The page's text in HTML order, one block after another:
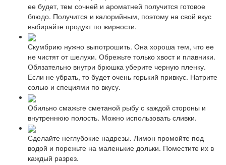
ее будет, тем сочней и ароматней получится готовое
блюдо. Получится и калорийным, поэтому на свой вкус
выбирайте продукт по жирности.
Скумбрию нужно выпотрошить. Она хороша тем, что ее
не чистят от шелухи. Обрежьте только хвост и плавники.
Обязательно внутри брюшка уберите черную пленку.
Если не убрать, то будет очень горький привкус. Натрите
солью и специями по вкусу.
Обильно смажьте сметаной рыбу с каждой стороны и
внутреннюю полость. Можно использовать сливки.
Сделайте неглубокие надрезы. Лимон промойте под
водой и порежьте на маленькие дольки. Поместите их в
каждый разрез.